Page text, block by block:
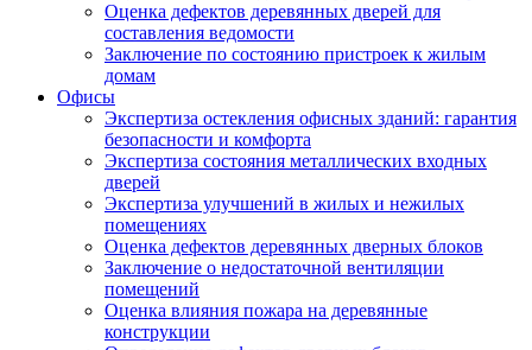
Оценка дефектов деревянных дверей для
составления ведомости
Заключение по состоянию пристроек к жилым
домам
Офисы
Экспертиза остекления офисных зданий: гарантия
безопасности и комфорта
Экспертиза состояния металлических входных
дверей
Экспертиза улучшений в жилых и нежилых
помещениях
Оценка дефектов деревянных дверных блоков
Заключение о недостаточной вентиляции
помещений
Оценка влияния пожара на деревянные
конструкции